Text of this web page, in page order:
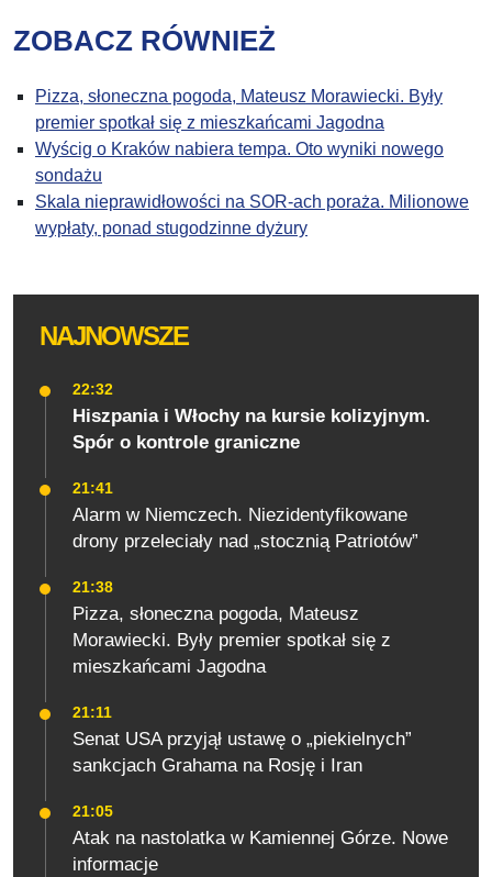
ZOBACZ RÓWNIEŻ
Pizza, słoneczna pogoda, Mateusz Morawiecki. Były
premier spotkał się z mieszkańcami Jagodna
Wyścig o Kraków nabiera tempa. Oto wyniki nowego
sondażu
Skala nieprawidłowości na SOR-ach poraża. Milionowe
wypłaty, ponad stugodzinne dyżury
NAJNOWSZE
22:32
Hiszpania i Włochy na kursie kolizyjnym.
Spór o kontrole graniczne
21:41
Alarm w Niemczech. Niezidentyfikowane
drony przeleciały nad „stocznią Patriotów”
21:38
Pizza, słoneczna pogoda, Mateusz
Morawiecki. Były premier spotkał się z
mieszkańcami Jagodna
21:11
Senat USA przyjął ustawę o „piekielnych”
sankcjach Grahama na Rosję i Iran
21:05
Atak na nastolatka w Kamiennej Górze. Nowe
informacje